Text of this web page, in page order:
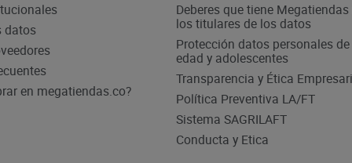
datos
en megatiendas.co?
Deberes que tiene
los titulares de los datos
Protección datos personales
edad y adolescentes
Transparencia y Ética
Política Preventiva LA/FT
Sistema SAGRILAFT
Conducta y Etica